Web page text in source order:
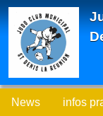
News infos
Panneau de gestion